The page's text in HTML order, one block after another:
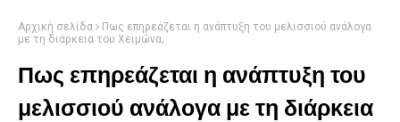
Αρχική σελίδα
Πως επηρεάζεται η ανάπτυξη του μελισσιού ανάλογα
με τη διάρκεια του Χειμώνα;
Πως επηρεάζεται η ανάπτυξη του
μελισσιού ανάλογα με τη διάρκεια